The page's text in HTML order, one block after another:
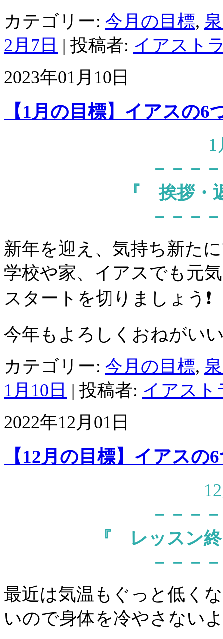
カテゴリー: 今月の目標,
2月7日 | 投稿者: イアスト
2023年01月10日
【1月の目標】イアスの6
－－－
『 挨拶・
－－－
新年を迎え、気持ち新た
学校や家、イアスでも元
スタートを切りましょう❗️
今年もよろしくおねがい
カテゴリー: 今月の目標,
1月10日 | 投稿者: イアスト
2022年12月01日
【12月の目標】イアスの
－－－
『
レッスン
－－－
最近は気温もぐっと低く
いので身体を冷やさない